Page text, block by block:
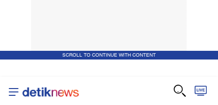
SCROLL TO CONTINUE WITH CONTENT